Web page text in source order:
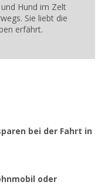
Hund im Zelt
Sie liebt die
erfährt.
bei der Fahrt in
oder